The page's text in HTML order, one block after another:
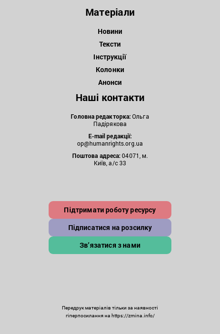
Матеріали
Новини
Тексти
Інструкції
Колонки
Анонси
Наші контакти
Головна редакторка:Ольга
Падірякова
E-mail редакції:
op@humanrights.org.ua
Поштова адреса:04071, м.
Київ, а/с 33
Підтримати роботу ресурсу
Підписатися на розсилку
Зв’язатися з нами
Передрук матеріалів тільки за наявності
гіперпосилання на https://zmina.info/